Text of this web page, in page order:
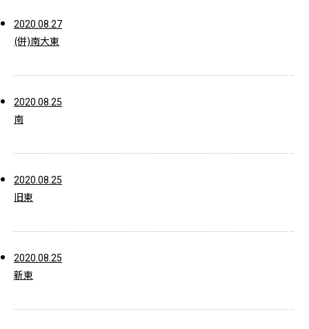
2020.08.27
(併)南大東
2020.08.25
南
2020.08.25
旧東
2020.08.25
新東